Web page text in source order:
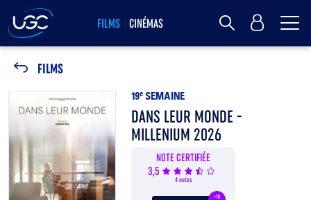
FILMS CINÉMAS MY UGC
FILMS
19e SEMAINE
DANS LEUR MONDE -
MILLENIUM 2026
NOTE CERTIFIÉE
3,5
4 notes
+10